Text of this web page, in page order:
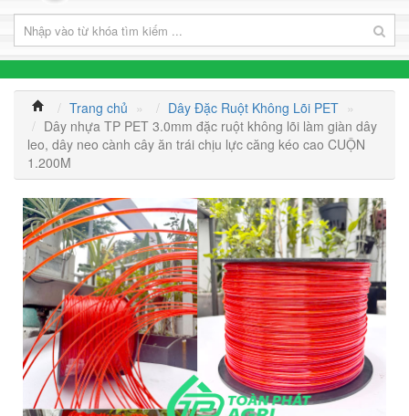
Trang chủ » Dây Đặc Ruột Không Lõi PET »
Dây nhựa TP PET 3.0mm đặc ruột không lõi làm giàn dây
leo, dây neo cành cây ăn trái chịu lực căng kéo cao CUỘN
1.200M